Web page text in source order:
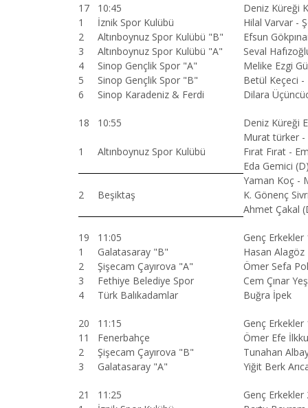
17 10:45
Deniz Küreği
1
İznik Spor Kulübü
Hilal Varvar -
2
Altınboynuz Spor Kulübü "B"
Efsun
3
Altınboynuz Spor Kulübü "A"
Seval
4
Sinop Gençlik Spor "A"
Melike Ezgi
5
Sinop Gençlik Spor "B"
Betül Keçeci -
6
Sinop Karadeniz & Ferdi Dilara
18 10:55 Deniz Küreği
1 Altınboynuz Spor Kulübü
Murat türker
Fırat Fırat -
Eda Gemici
2 Beşiktaş
Yaman Koç -
K. Gönenç
Ahmet Çakal
19 11:05
Genç
1
Galatasaray "B"
Hasan Alagöz
2
Şişecam Çayırova "A"
Ömer Sefa
3
Fethiye Belediye Spor
Cem Çınar
4
Türk Balıkadamlar Buğra İpek
20 11:15
Genç
11
Fenerbahçe
Ömer Efe
2
Şişecam Çayırova "B"
Tunahan
3
Galatasaray "A" Yiğit Berk
21 11:25
Genç Erkekler